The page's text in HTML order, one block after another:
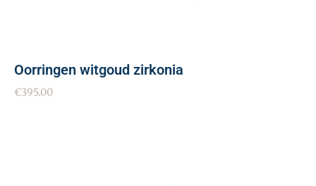
Oorringen witgoud zirkonia
€395.00